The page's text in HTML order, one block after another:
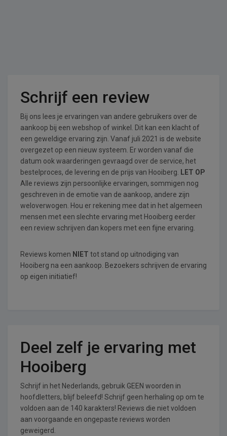
Schrijf een review
Bij ons lees je ervaringen van andere gebruikers over de
aankoop bij een webshop of winkel. Dit kan een klacht of
een geweldige ervaring zijn. Vanaf juli 2021 is de website
overgezet op een nieuw systeem. Er worden vanaf die
datum ook waarderingen gevraagd over de service, het
bestelproces, de levering en de prijs van Hooiberg.
LET OP
Alle reviews zijn persoonlijke ervaringen, sommigen nog
geschreven in de emotie van de aankoop, andere zijn
weloverwogen. Hou er rekening mee dat in het algemeen
mensen met een slechte ervaring met Hooiberg eerder
een review schrijven dan kopers met een fijne ervaring.
Reviews komen NIET tot stand op uitnodiging van
Hooiberg na een aankoop. Bezoekers schrijven de ervaring
op eigen initiatief!
Deel zelf je ervaring met
Hooiberg
Schrijf in het Nederlands, gebruik GEEN woorden in
hoofdletters, blijf beleefd! Schrijf geen herhaling op om te
voldoen aan de 140 karakters! Reviews die niet voldoen
aan voorgaande en ongepaste reviews worden
geweigerd.